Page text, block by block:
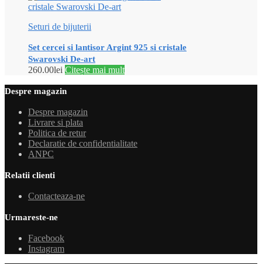
Seturi de bijuterii
Set cercei si lantisor Argint 925 si cristale
Swarovski De-art
260.00lei Citește mai mult
Despre magazin
Despre magazin
Livrare si plata
Politica de retur
Declaratie de confidentialitate
ANPC
Relatii clienti
Contacteaza-ne
Urmareste-ne
Facebook
Instagram